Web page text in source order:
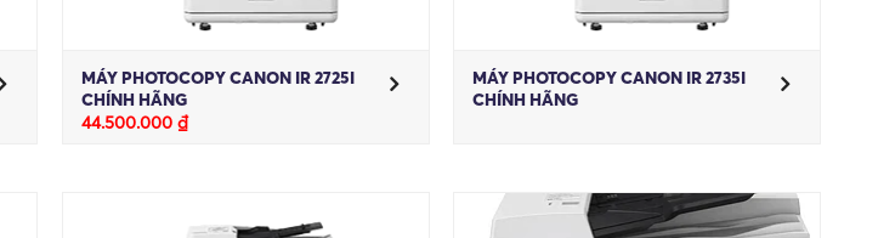
MÁY PHOTOCOPY CANON IR 2725I
CHÍNH HÃNG
44.500.000 ₫
MÁY PHOTOCOPY CANON IR 2735I
CHÍNH HÃNG